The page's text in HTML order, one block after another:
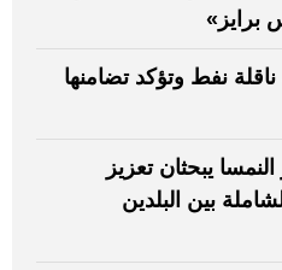
برايز»
نفط وتؤكد تضامنها
يبحثان تعزيز
بين البلدين